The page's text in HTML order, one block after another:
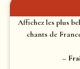
Affichez les plus
chants de
–